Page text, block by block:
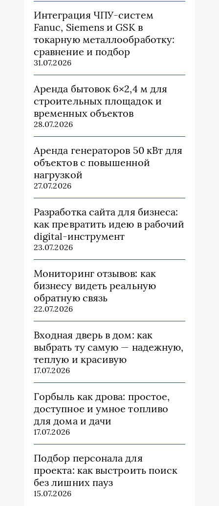
Интеграция ЧПУ-систем
Fanuc, Siemens и GSK в
токарную металлообработку:
сравнение и подбор
31.07.2026
Аренда бытовок 6×2,4 м для
строительных площадок и
временных объектов
28.07.2026
Аренда генераторов 50 кВт для
объектов с повышенной
нагрузкой
27.07.2026
Разработка сайта для бизнеса:
как превратить идею в рабочий
digital-инструмент
23.07.2026
Мониторинг отзывов: как
бизнесу видеть реальную
обратную связь
22.07.2026
Входная дверь в дом: как
выбрать ту самую — надежную,
теплую и красивую
17.07.2026
Горбыль как дрова: простое,
доступное и умное топливо
для дома и дачи
17.07.2026
Подбор персонала для
проекта: как выстроить поиск
без лишних пауз
15.07.2026